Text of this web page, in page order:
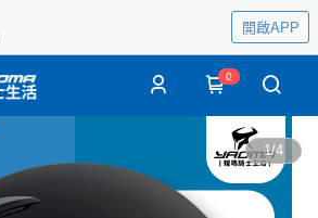
開啟APP
0
1/4